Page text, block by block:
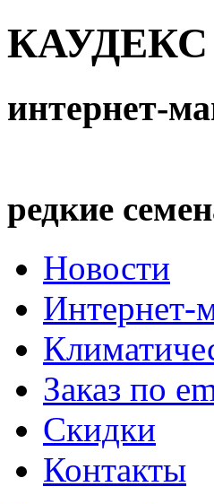
КАУДЕКС
интернет-
редкие
Новости
Интернет-
Заказ по
Скидки
Контакты